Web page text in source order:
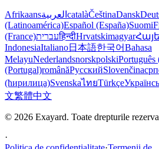
Afrikaansالعربية catalàČeštinaDansk
(Latinoamérica)Español (España)Suomi
(France)עבריתहिन्दीHrvatskimagyar
IndonesiaItaliano日本語한국어Bahasa
MelayuNederlandsnorskpolskiPortuguês
(Portugal)românăРусскийSlovenčina
(ћирилица)SvenskaไทยTürkçe
文繁體中文
© 2026 Exayard. Toate drepturile
·